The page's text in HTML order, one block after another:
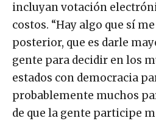
incluyan votación
costos. “Hay algo que sí
posterior, que es darle
gente para decidir en los
estados con democracia
probablemente muchos
de que la gente participe